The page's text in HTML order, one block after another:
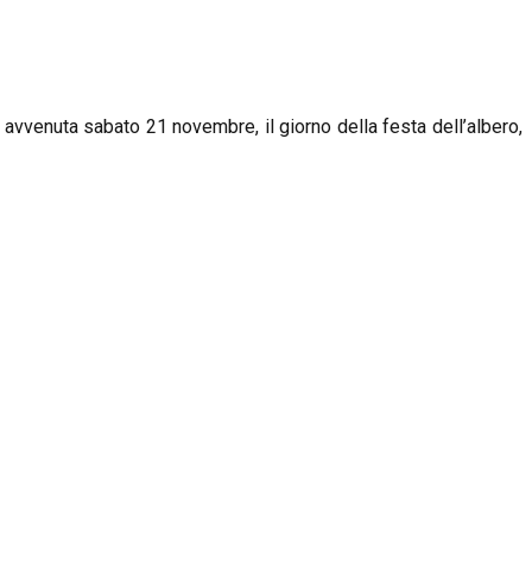
sabato 21 novembre, il giorno della festa dell’albero,